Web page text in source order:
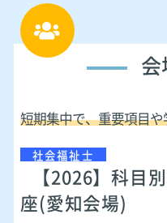
会
短期集中で、重要項目
社会福祉士
【2026】科目
座(愛知会場)